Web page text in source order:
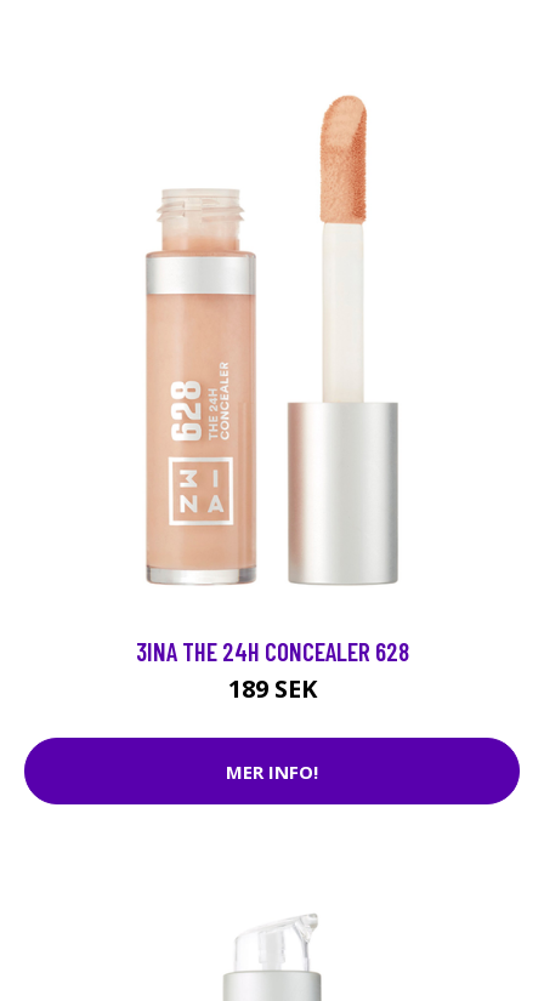
3INA THE 24H CONCEALER 628
189 SEK
MER INFO!